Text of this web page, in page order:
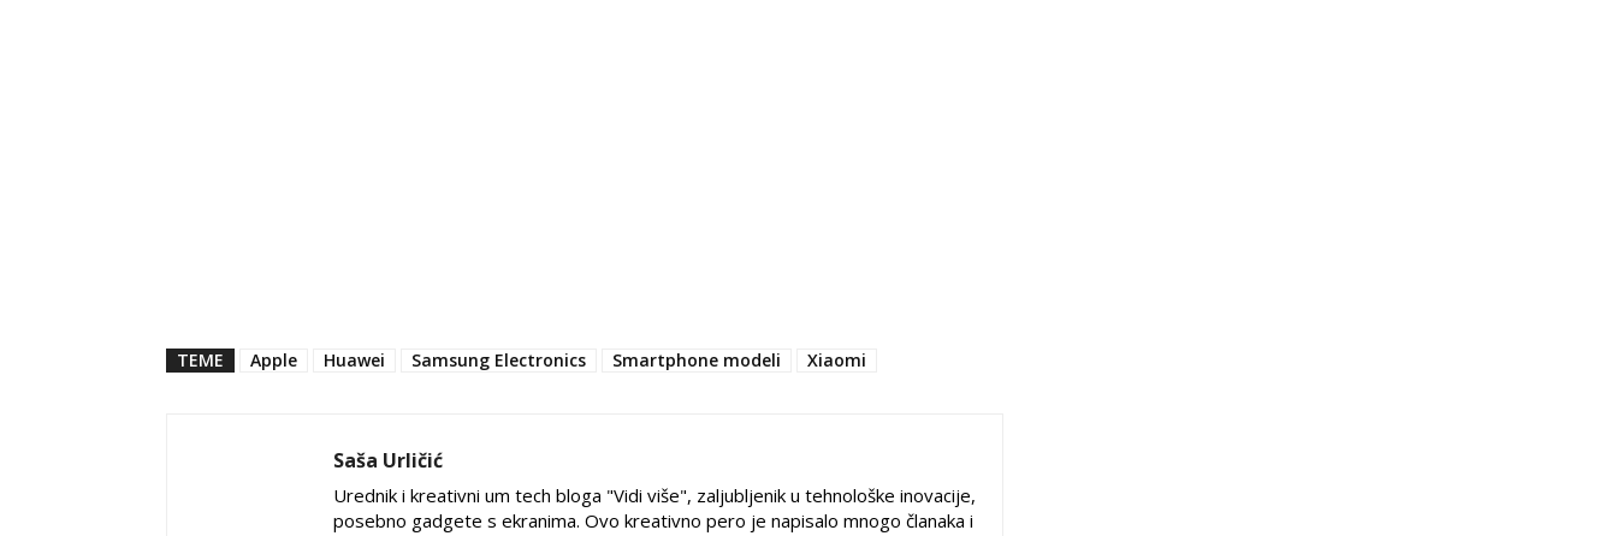
TEME Apple Huawei Samsung Electronics Smartphone modeli Xiaomi
Saša Urličić
Urednik i kreativni um tech bloga "Vidi više", zaljubljenik u tehnološke inovacije,
posebno gadgete s ekranima. Ovo kreativno pero je napisalo mnogo članaka i